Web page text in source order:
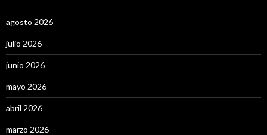
agosto 2026
julio 2026
junio 2026
mayo 2026
abril 2026
marzo 2026